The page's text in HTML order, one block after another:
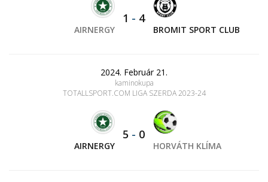
AIRNERGY
1 - 4
BROMIT SPORT CLUB
2024. Február 21.
kaminokupa
TOTALLSPORT.COM LIGA SZERDA 2023-24
AIRNERGY
5 - 0
HORVÁTH KLÍMA